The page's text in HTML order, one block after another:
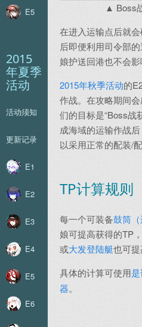
E5
2015
年夏季
活动
活动须知
更新记录
E1
E2
E3
E4
E5
E6
Boss
在进入运输点后就
后即便利用司令部
娘护送回港也不会影
2015年秋季活动的
作战。在攻略期间
们的目标是“Boss战
成海域的运输作战
以采用正常的配装/
TP计算规则
每一个可装备鼓筒（
娘可提高获得的TP
或大发登陆艇也可提
具体的计算可使用
器。